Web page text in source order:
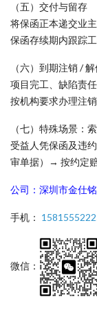
（五）交付与留存
将保函正本递交业
保函存续期内跟踪
（六）到期注销 / 解
项目完工、缺陷责
按机构要求办理注
（七）特殊场景：
受益人凭保函及违
审单据）→ 按约定
公司：深圳市金仕
手机：
微信：